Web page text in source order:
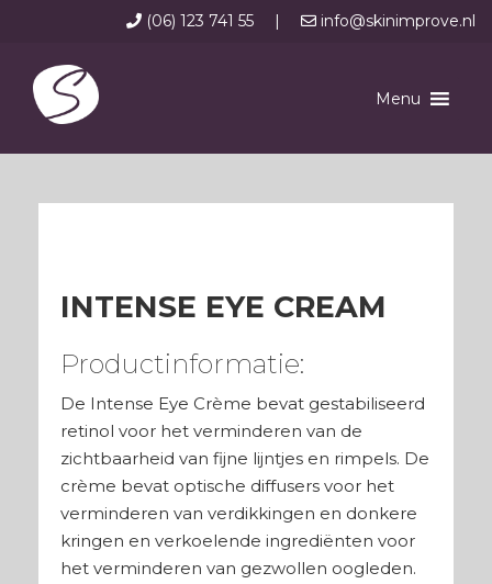
(06) 123 741 55 | info@skinimprove.nl
Menu
INTENSE EYE CREAM
Productinformatie:
De Intense Eye Crème bevat gestabiliseerd
retinol voor het verminderen van de
zichtbaarheid van fijne lijntjes en rimpels. De
crème bevat optische diffusers voor het
verminderen van verdikkingen en donkere
kringen en verkoelende ingrediënten voor
het verminderen van gezwollen oogleden.